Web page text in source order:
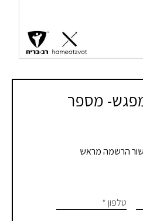
מספר
הרשמה מראש
טלפון*